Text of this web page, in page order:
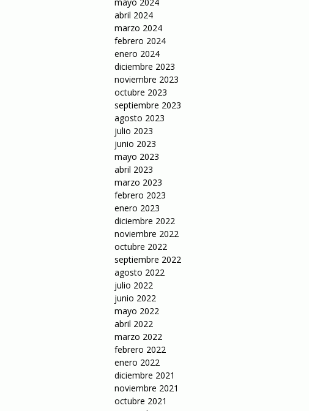
mayo 2024
abril 2024
marzo 2024
febrero 2024
enero 2024
diciembre 2023
noviembre 2023
octubre 2023
septiembre 2023
agosto 2023
julio 2023
junio 2023
mayo 2023
abril 2023
marzo 2023
febrero 2023
enero 2023
diciembre 2022
noviembre 2022
octubre 2022
septiembre 2022
agosto 2022
julio 2022
junio 2022
mayo 2022
abril 2022
marzo 2022
febrero 2022
enero 2022
diciembre 2021
noviembre 2021
octubre 2021